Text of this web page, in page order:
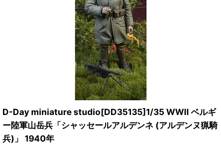
D-Day miniature studio[DD35135]1/35 WWII ベルギ
ー陸軍山岳兵「シャッセールアルデンネ (アルデンヌ猟騎
兵)」 1940年